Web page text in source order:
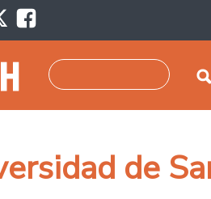
de